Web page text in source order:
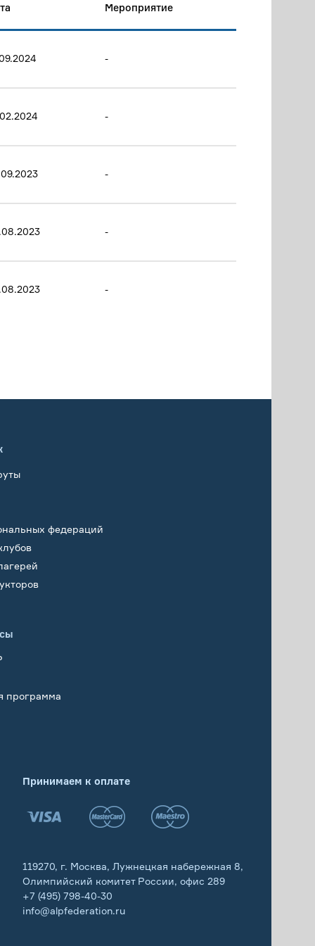
Мероприятие
-
-
-
-
-
федераций
программа
Принимаем к оплате
119270, г. Москва, Лужнецкая набережная 8,
Олимпийский комитет России, офис 289
+7 (495) 798-40-30
info@alpfederation.ru